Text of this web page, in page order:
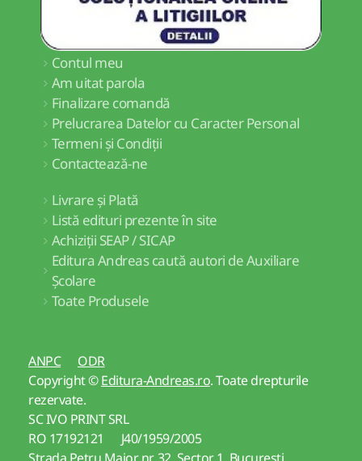
Contul meu
Am uitat parola
Finalizare comandă
Prelucrarea Datelor cu Caracter Personal
Termeni și Condiții
Contactează-ne
Livrare și Plată
Listă edituri prezente în site
Achiziții SEAP / SICAP
Editura Andreas caută autori de Auxiliare
Școlare
Toate Produsele
ANPC
ODR
Copyright ©Editura-Andreas.ro. Toate drepturile
rezervate.
SC IVO PRINT SRL
RO 17192121 J40/1959/2005